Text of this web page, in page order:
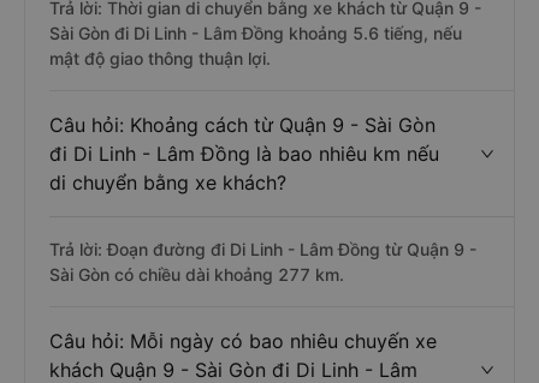
Trả lời: Thời gian di chuyển bằng xe khách từ Quận 9 -
Sài Gòn đi Di Linh - Lâm Đồng khoảng 5.6 tiếng, nếu
mật độ giao thông thuận lợi.
Câu hỏi: Khoảng cách từ Quận 9 - Sài Gòn
đi Di Linh - Lâm Đồng là bao nhiêu km nếu
di chuyển bằng xe khách?
Trả lời: Đoạn đường đi Di Linh - Lâm Đồng từ Quận 9 -
Sài Gòn có chiều dài khoảng 277 km.
Câu hỏi: Mỗi ngày có bao nhiêu chuyến xe
khách Quận 9 - Sài Gòn đi Di Linh - Lâm